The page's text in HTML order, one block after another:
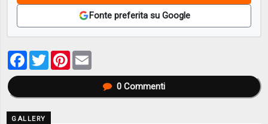
Fonte preferita su Google
Facebook
TwitterPinterest
0Commenti
GALLERY